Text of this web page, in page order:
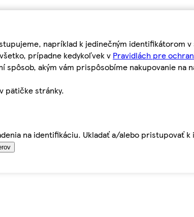
napríklad k jedinečným identifikátorom
prípadne kedykoľvek v Pravidlách pre
akým vám prispôsobíme nakupovanie na
pätičke stránky.
na identifikáciu. Ukladať a/alebo pristupovať